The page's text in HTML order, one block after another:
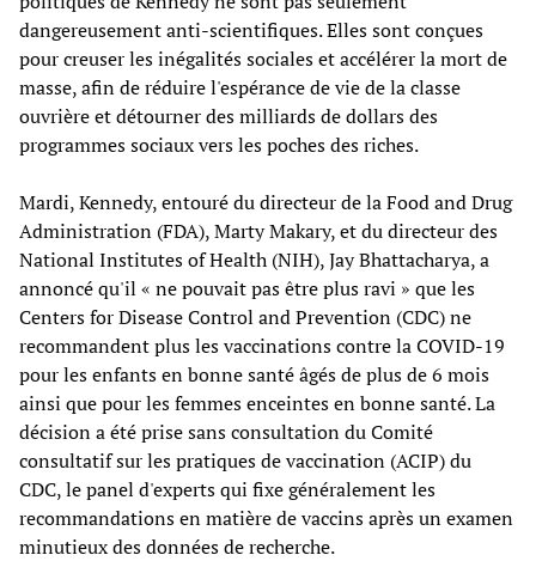
dangereusement anti-scientifiques. Elles sont conçues
pour creuser les inégalités sociales et accélérer la mort de
masse, afin de réduire l'espérance de vie de la classe
ouvrière et détourner des milliards de dollars des
programmes sociaux vers les poches des riches.
Mardi, Kennedy, entouré du directeur de la Food and Drug
Administration (FDA), Marty Makary, et du directeur des
National Institutes of Health (NIH), Jay Bhattacharya, a
annoncé qu'il « ne pouvait pas être plus ravi » que les
Centers for Disease Control and Prevention (CDC) ne
recommandent plus les vaccinations contre la COVID-19
pour les enfants en bonne santé âgés de plus de 6 mois
ainsi que pour les femmes enceintes en bonne santé. La
décision a été prise sans consultation du Comité
consultatif sur les pratiques de vaccination (ACIP) du
CDC, le panel d'experts qui fixe généralement les
recommandations en matière de vaccins après un examen
minutieux des données de recherche.